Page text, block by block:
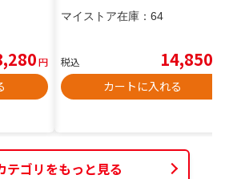
円
マイストア在庫： 64
税込 14,850
カートに入れる
テゴリをもっと見る